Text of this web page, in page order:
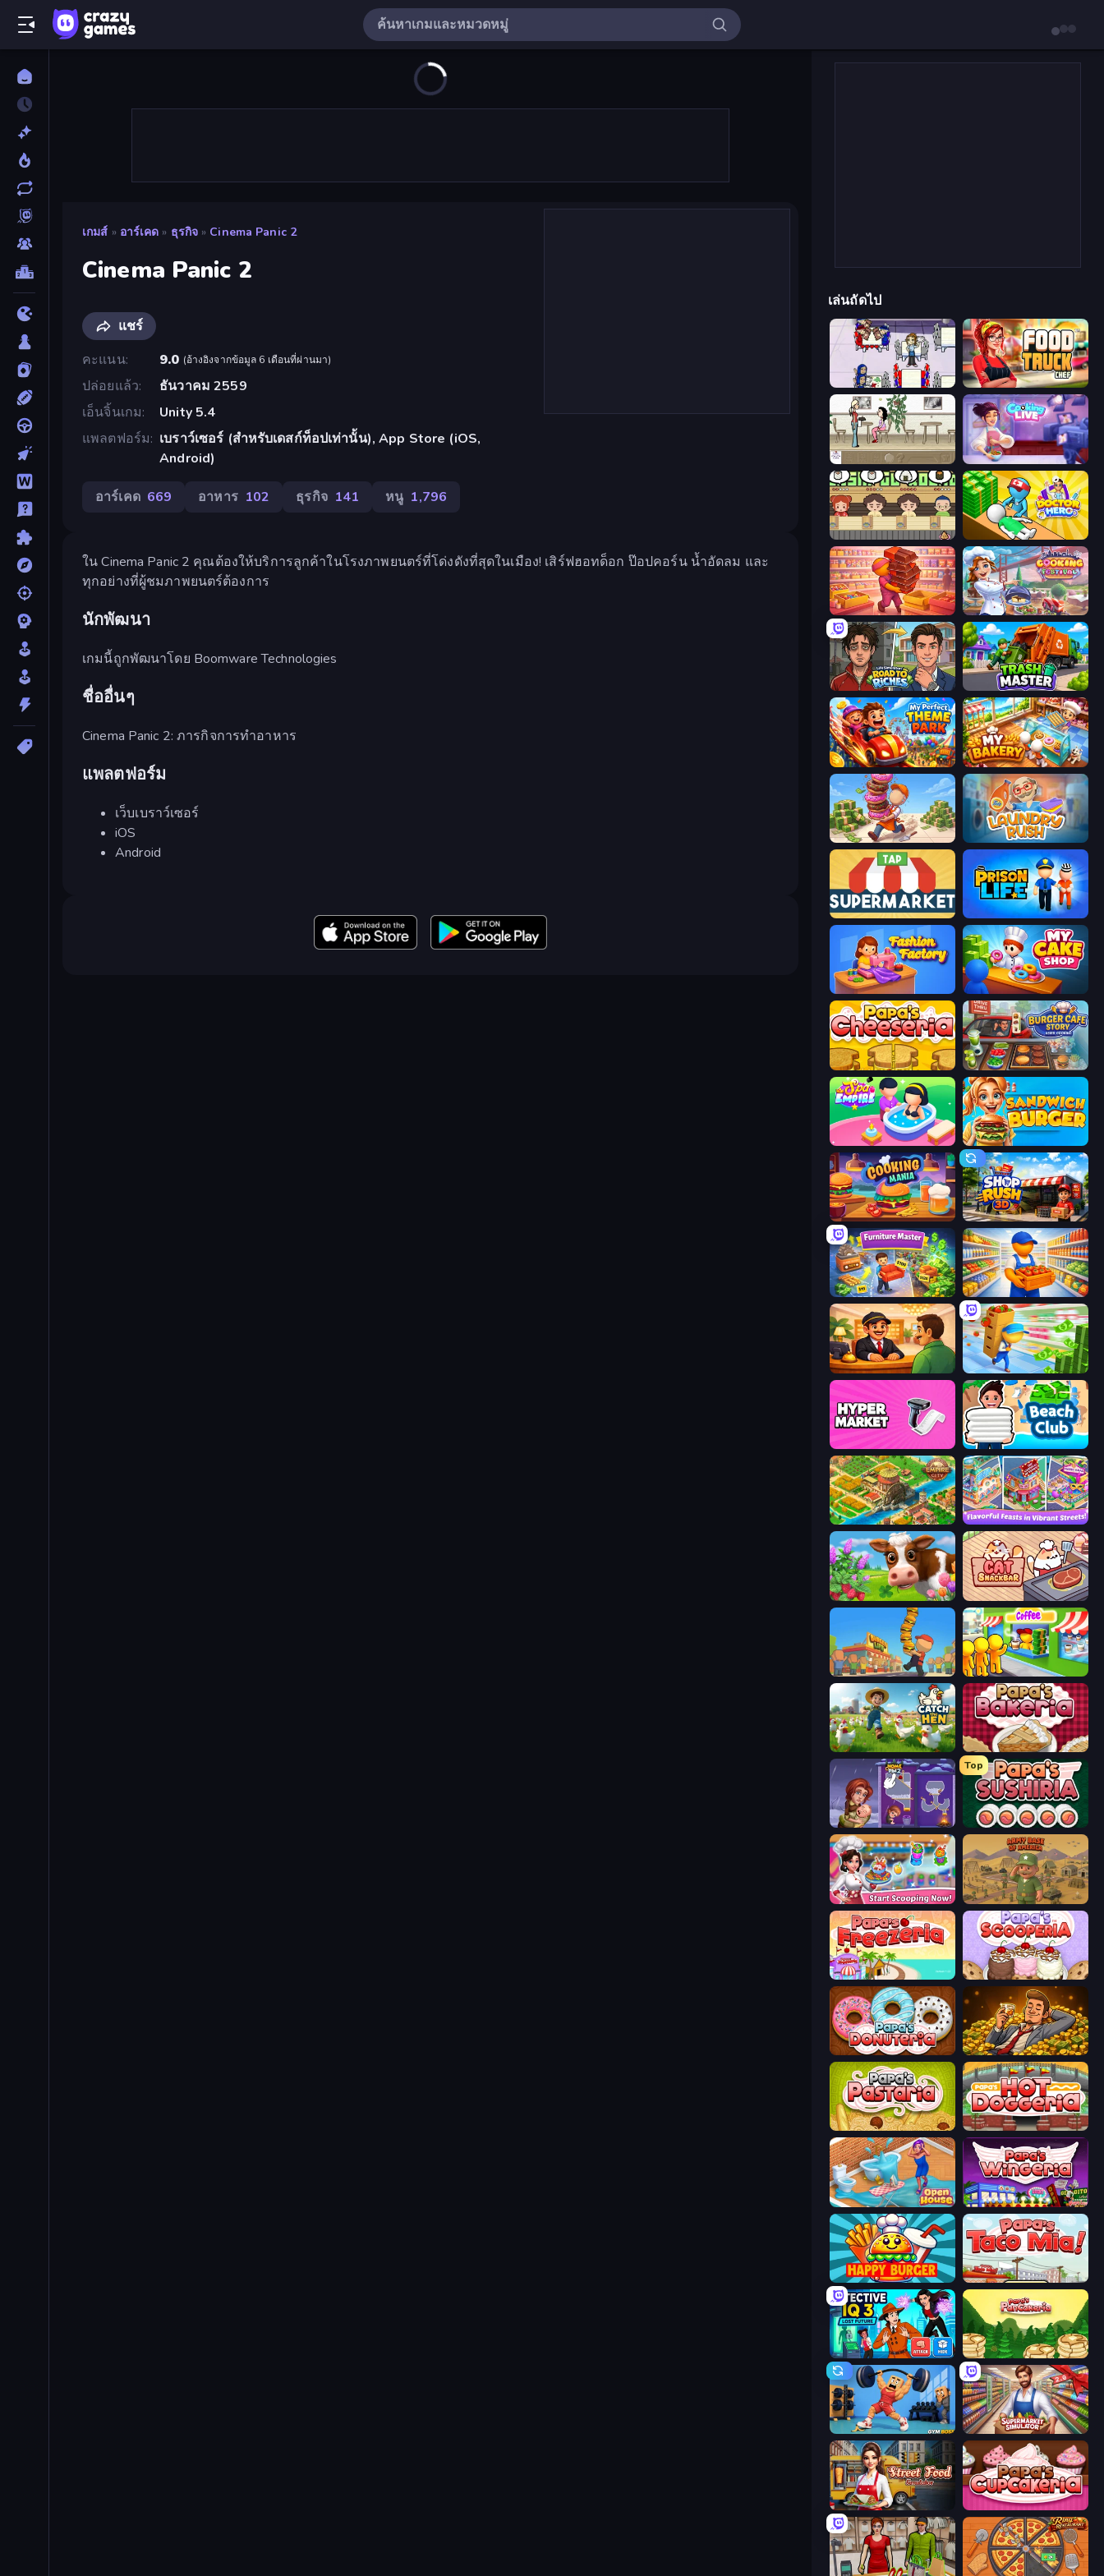
เกมส์ » อาร์เคด » ธุรกิจ » Cinema Panic 2
Cinema Panic 2
แชร์
คะแนน
9.0 (อ้างอิงจากข้อมูล 6 เดือนที่ผ่านมา)
ปล่อยแล้ว
ธันวาคม 2559
เอ็นจิ้นเกม
Unity 5.4
แพลตฟอร์ม
เบราว์เซอร์ (สำหรับเดสก์ท็อปเท่านั้น), App Store (iOS,
Android)
อาร์เคด 669 อาหาร 102 ธุรกิจ 141 หนู 1,796
ใน Cinema Panic 2 คุณต้องให้บริการลูกค้าในโรงภาพยนตร์ที่โด่งดังที่สุดในเมือง! เสิร์ฟฮอทด็อก ป๊อปคอร์น น้ำอัดลม และ
ทุกอย่างที่ผู้ชมภาพยนตร์ต้องการ
นักพัฒนา
เกมนี้ถูกพัฒนาโดย Boomware Technologies
ชื่ออื่นๆ
Cinema Panic 2: ภารกิจการทำอาหาร
แพลตฟอร์ม
เว็บเบราว์เซอร์
iOS
Android
เล่นถัดไป
Diner Dash Food Truck Chef™: A Fun Cooking Game
The Waitress Cooking Live
Doctor Hero
Candy Packing Store Cooking Festival
Life Simulator: Road to Riches Trash Master
My Perfect Theme Park My bakery
Donut Place Laundry Rush
Tap Supermarket Prison Life
Fashion Factory My Cake Shop
Papa's Cheeseria Burger Cafe Story ASMR Cooking
Spa Empire Sandwich Burger
Cooking Mania Shop Rush 3D
Furniture Master: Idle Tycoon Supermarket Manager
Supermarket Empire
Hypermarket 3D Beach Club
Empire City Mom's Diary 2
Country Life Meadows Cat Snack Bar
Burger Life Coffee Idle
Catch the Hen Papa's Bakeria
Home Pin 2
Top
Papa's Sushiria
Ice Cream Fever: Cooking Game Army Base Of America
Papa's Freezeria Papa's Scooperia
Papa's Donuteria Idle Billionaire Tycoon
Papa's Pastaria Papa's Hot Doggeria
Open House Papa's Wingeria
Happy Burger Papa's Taco Mia
Detective IQ 3 Papa's Pancakeria
Gym Boss Supermarket Simulator: Store Manager
Street Food Simulator Papas Cupcakeria